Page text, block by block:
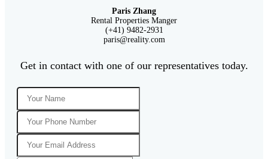
Paris Zhang
Rental Properties Manger
(+41) 9482-2931
paris@reality.com
Get in contact with one of our representatives today.